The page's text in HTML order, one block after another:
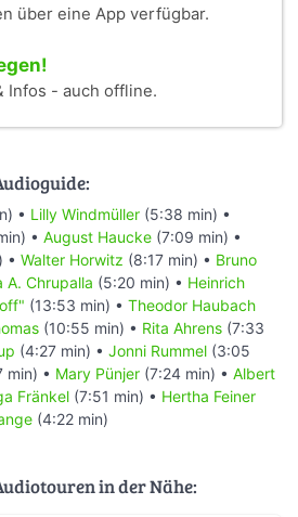
über eine App verfügbar.
Infos - auch offline.
• Lilly Windmüller (5:38 min) •
• August Haucke (7:09 min) •
• Walter Horwitz (8:17 min) • Bruno
A. Chrupalla (5:20 min) • Heinrich
(13:53 min) • Theodor Haubach
(10:55 min) • Rita Ahrens (7:33
(4:27 min) • Jonni Rummel (3:05
min) • Mary Pünjer (7:24 min) • Albert
Fränkel (7:51 min) • Hertha Feiner
(4:22 min)
in der Nähe: